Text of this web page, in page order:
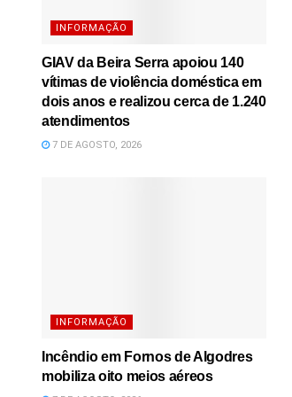
INFORMAÇÃO
GIAV da Beira Serra apoiou 140
vítimas de violência doméstica em
dois anos e realizou cerca de 1.240
atendimentos
7 DE AGOSTO, 2026
INFORMAÇÃO
Incêndio em Fornos de Algodres
mobiliza oito meios aéreos